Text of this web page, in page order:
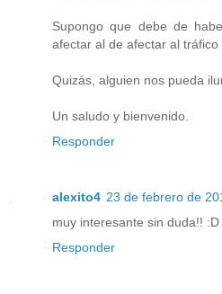
Supongo que debe de
afectar al de afectar al tráfico
Quizás, alguien nos pueda
Un saludo y bienvenido.
Responder
alexito4 23 de febrero de
muy interesante sin duda!! :D
Responder